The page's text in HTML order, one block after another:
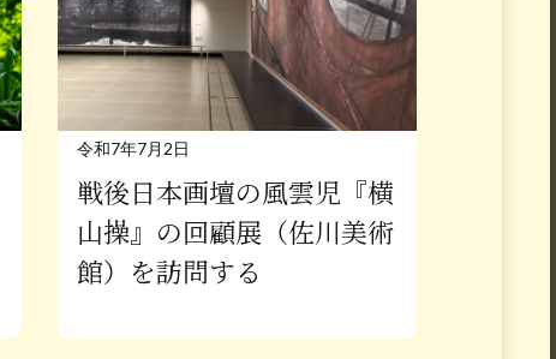
令和7年7月2日
戦後日本画壇の風雲児『横
山操』の回顧展（佐川美術
館）を訪問する